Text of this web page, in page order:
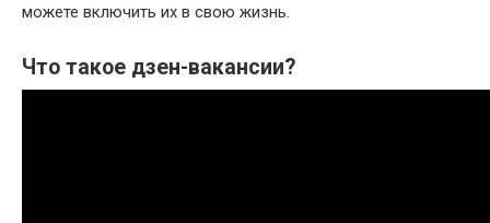
можете включить их в свою жизнь.
Что такое дзен-вакансии?